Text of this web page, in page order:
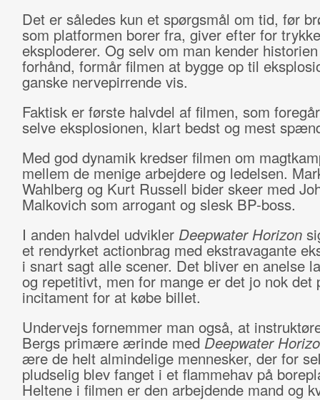
Det er således kun et spørgsmål om tid, før
som platformen borer fra, giver efter for
eksploderer. Og selv om man kender
forhånd, formår filmen at bygge op til
ganske nervepirrende vis.
Faktisk er første halvdel af filmen, som
selve eksplosionen, klart bedst og mest
Med god dynamik kredser filmen om
mellem de menige arbejdere og ledelsen.
Wahlberg og Kurt Russell bider skeer med
Malkovich som arrogant og slesk BP-boss.
I anden halvdel udvikler Deepwater Horizon
et rendyrket actionbrag med ekstravagante
i snart sagt alle scener. Det bliver en anelse
og repetitivt, men for mange er det jo nok
incitament for at købe billet.
Undervejs fornemmer man også, at
Bergs primære ærinde med Deepwater
ære de helt almindelige mennesker, der for
pludselig blev fanget i et flammehav på
Heltene i filmen er den arbejdende mand og